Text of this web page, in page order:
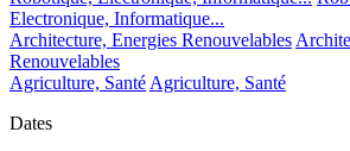
Electronique, Informatique...
Architecture, Energies Renouvelables
Renouvelables
Agriculture, Santé Agriculture, Santé
Dates